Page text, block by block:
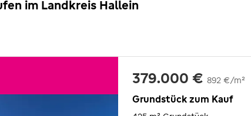
im Landkreis Hallein
379.000 € 892 €/m²
Grundstück zum Kauf